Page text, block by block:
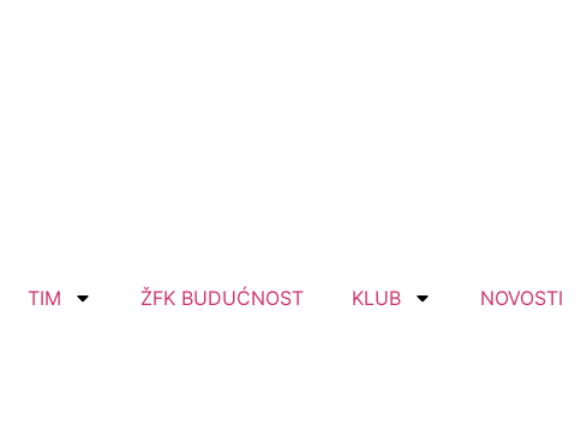
TIM ŽFK BUDUĆNOST KLUB NOVOSTI